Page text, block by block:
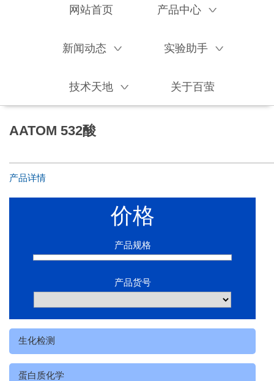
网站首页 产品中心 V
新闻动态 V 实验助手 V
技术天地 V 关于百萤
AATOM 532酸
产品详情
价格
产品规格
产品货号
生化检测
蛋白质化学